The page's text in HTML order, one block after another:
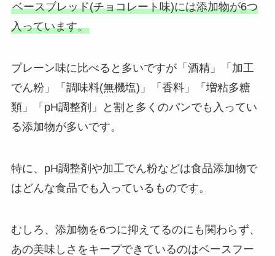
ベースブレッド(チョコレート味)には添加物が6つ
入っています。
プレーン味に比べると多いですが「酒精」「加工
でん粉」「調味料(無機塩)」「香料」「増粘多糖
類」「pH調整剤」と割と多くのパンでも入ってい
る添加物が多いです。
特に、pH調整剤や加工でん粉などは食品添加物で
はどんな食品でも入っているものです。
むしろ、添加物を6つに抑えてるのにも関わらず、
あの美味しさをキープできているのはベースフー